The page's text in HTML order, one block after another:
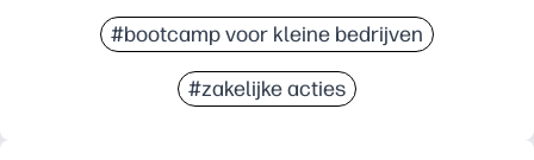
#bootcamp voor kleine bedrijven
#zakelijke acties